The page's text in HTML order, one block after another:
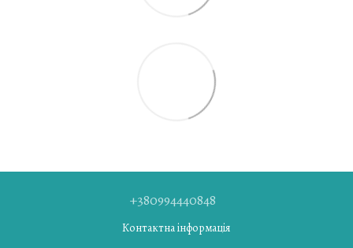
+380994440848
Контактна інформація